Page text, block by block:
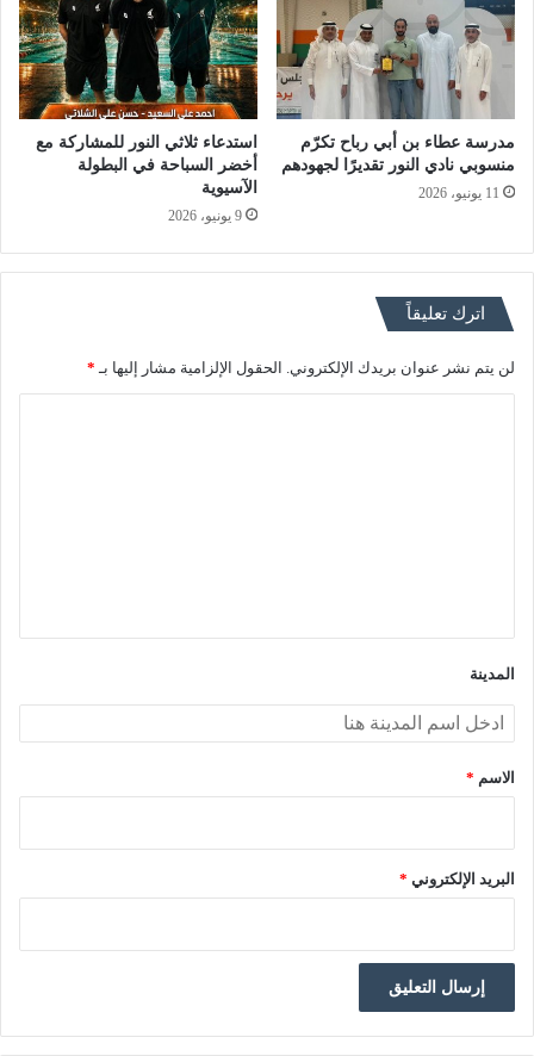
مدرسة عطاء بن أبي رباح تكرّم
منسوبي نادي النور تقديرًا لجهودهم
11 يونيو، 2026
استدعاء ثلاثي النور للمشاركة مع
أخضر السباحة في البطولة
الآسيوية
9 يونيو، 2026
اترك تعليقاً
لن يتم نشر عنوان بريدك الإلكتروني. الحقول الإلزامية مشار إليها بـ *
المدينة
الاسم *
البريد الإلكتروني *